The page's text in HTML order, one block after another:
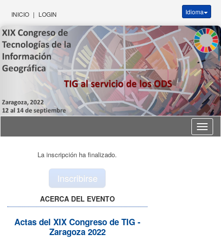
INICIO | LOGIN Idioma
Idioma
La inscripción ha finalizado.
Inscribirse
ACERCA DEL EVENTO
Actas del XIX Congreso de TIG -
Zaragoza 2022